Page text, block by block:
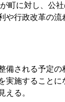
町に対し、公
や行政改革の
備される予定
実施すること
える。